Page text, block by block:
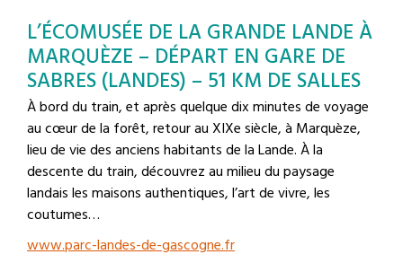
L’ÉCOMUSÉE DE LA GRANDE LANDE À
MARQUÈZE – DÉPART EN GARE DE
SABRES (LANDES) – 51 KM DE SALLES
À bord du train, et après quelque dix minutes de voyage
au cœur de la forêt, retour au XIXe siècle, à Marquèze,
lieu de vie des anciens habitants de la Lande. À la
descente du train, découvrez au milieu du paysage
landais les maisons authentiques, l’art de vivre, les
coutumes…
www.parc-landes-de-gascogne.fr